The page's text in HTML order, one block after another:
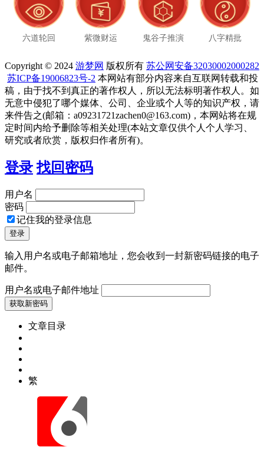
六道轮回 紫微财运 鬼谷子推演 八字精批
Copyright © 2024 游梦网 版权所有 苏公网安备32030002000282
苏ICP备19006823号-2 本网站有部分内容来自互联网转载和投
稿，由于找不到真正的著作权人，所以无法标明著作权人。如
无意中侵犯了哪个媒体、公司、企业或个人等的知识产权，请
来件告之(邮箱：a09231721zachen0@163.com)，本网站将在规
定时间内给予删除等相关处理(本站文章仅供个人个人学习、
研究或者欣赏，版权归作者所有)。
登录 找回密码
用户名
密码
记住我的登录信息
输入用户名或电子邮箱地址，您会收到一封新密码链接的电子
邮件。
用户名或电子邮件地址
文章目录
繁